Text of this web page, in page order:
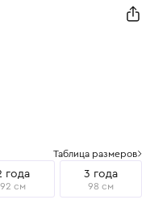
Таблица размеров
года
92 см
3 года
98 см